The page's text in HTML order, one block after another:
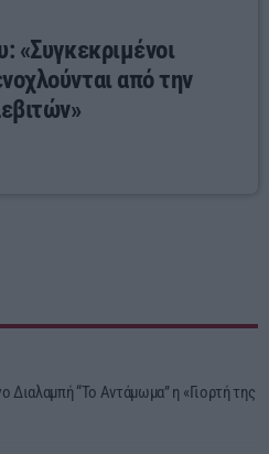
«Συγκεκριμένοι
από την
Διαλαμπή “Το Αντάμωμα” η «Γιορτή της